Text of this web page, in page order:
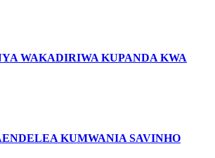
WAKADIRIWA KUPANDA KWA
KUMWANIA SAVINHO